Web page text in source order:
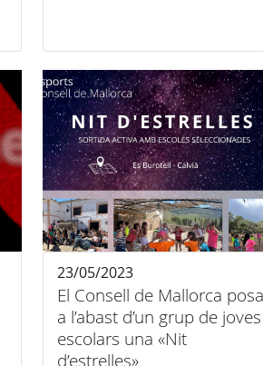
El Consell de Mallorca posa
a l’abast d’un grup de joves
escolars una «Nit
d’estrelles»
23/05/2023